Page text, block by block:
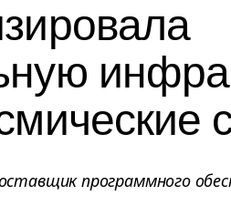
программного